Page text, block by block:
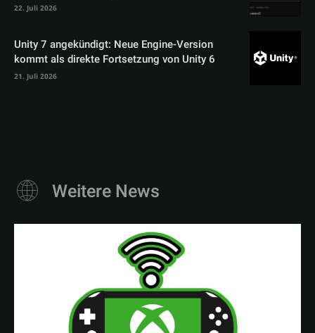
22. Juli 2026
Unity 7 angekündigt: Neue Engine-Version
kommt als direkte Fortsetzung von Unity 6
21. Juli 2026
Weitere News